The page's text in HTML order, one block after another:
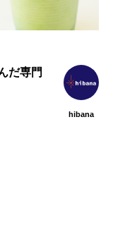
年最新】注目の飲食店フ
だ専門
hibana